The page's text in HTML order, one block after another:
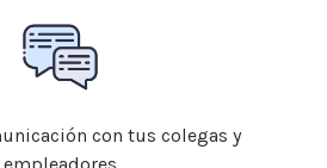
con tus colegas y